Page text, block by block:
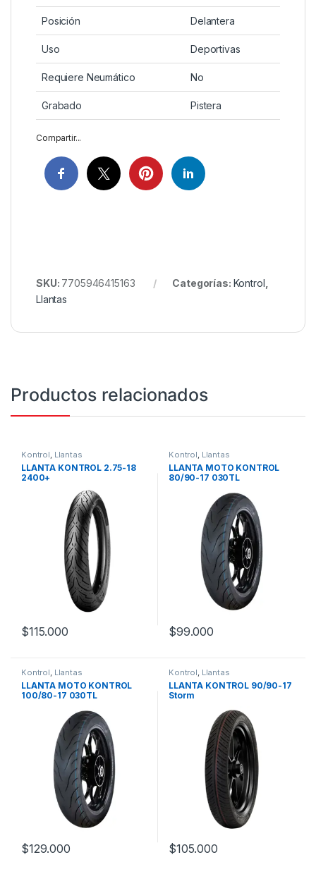
Posición Delantera
Uso Deportivas
Requiere Neumático No
Grabado Pistera
Compartir...
SKU: 7705946415163 Categorías: Kontrol
Llantas
Productos relacionados
Kontrol, Llantas
LLANTA KONTROL 2.75-18
2400+
$115.000
Kontrol, Llantas
LLANTA MOTO KONTROL
80/90-17 030TL
$99.000
Kontrol, Llantas
LLANTA MOTO KONTROL
100/80-17 030TL
$129.000
Kontrol, Llantas
LLANTA KONTROL 90/90-17
Storm
$105.000